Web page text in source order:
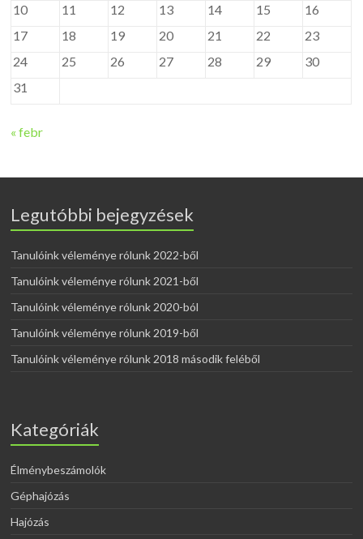
10
11 12 13 14 15
16
17
18 19 20 21 22
23
24
25 26 27 28 29
30
31
« febr
Legutóbbi bejegyzések
Tanulóink véleménye rólunk 2022-ből
Tanulóink véleménye rólunk 2021-ből
Tanulóink véleménye rólunk 2020-ból
Tanulóink véleménye rólunk 2019-ből
Tanulóink véleménye rólunk 2018 második feléből
Kategóriák
Élménybeszámolók
Géphajózás
Hajózás